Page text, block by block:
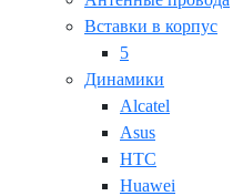
Вставки в корпус
5
Динамики
Alcatel
Asus
HTC
Huawei